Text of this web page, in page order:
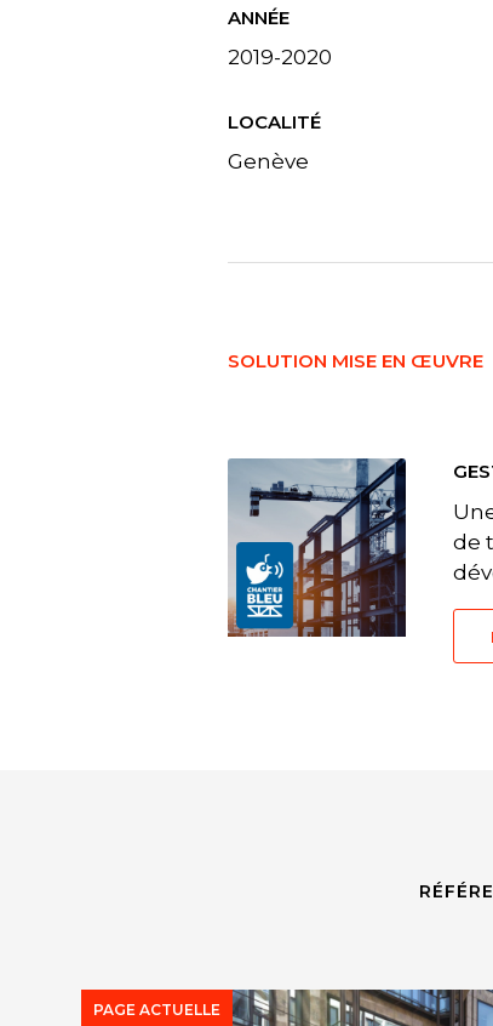
ANNÉE
2019-2020
LOCALITÉ
Genève
SOLUTION MISE EN ŒUVRE
de
PAGE ACTUELLE